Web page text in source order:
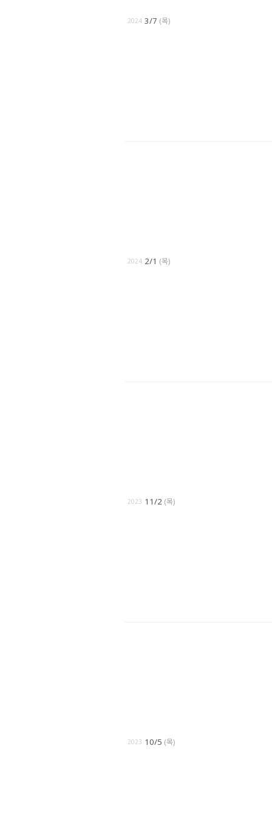
2024 3/7 (목)
2024 2/1 (목)
2023 11/2 (목)
2023 10/5 (목)